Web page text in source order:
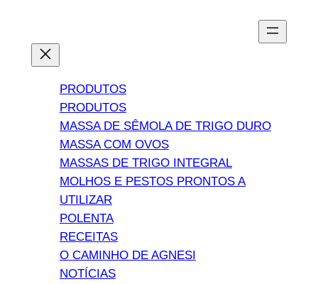
conteúdo
PRODUTOS
PRODUTOS
MASSA DE SÊMOLA DE TRIGO DURO
MASSA COM OVOS
MASSAS DE TRIGO INTEGRAL
MOLHOS E PESTOS PRONTOS A
UTILIZAR
POLENTA
RECEITAS
O CAMINHO DE AGNESI
NOTÍCIAS